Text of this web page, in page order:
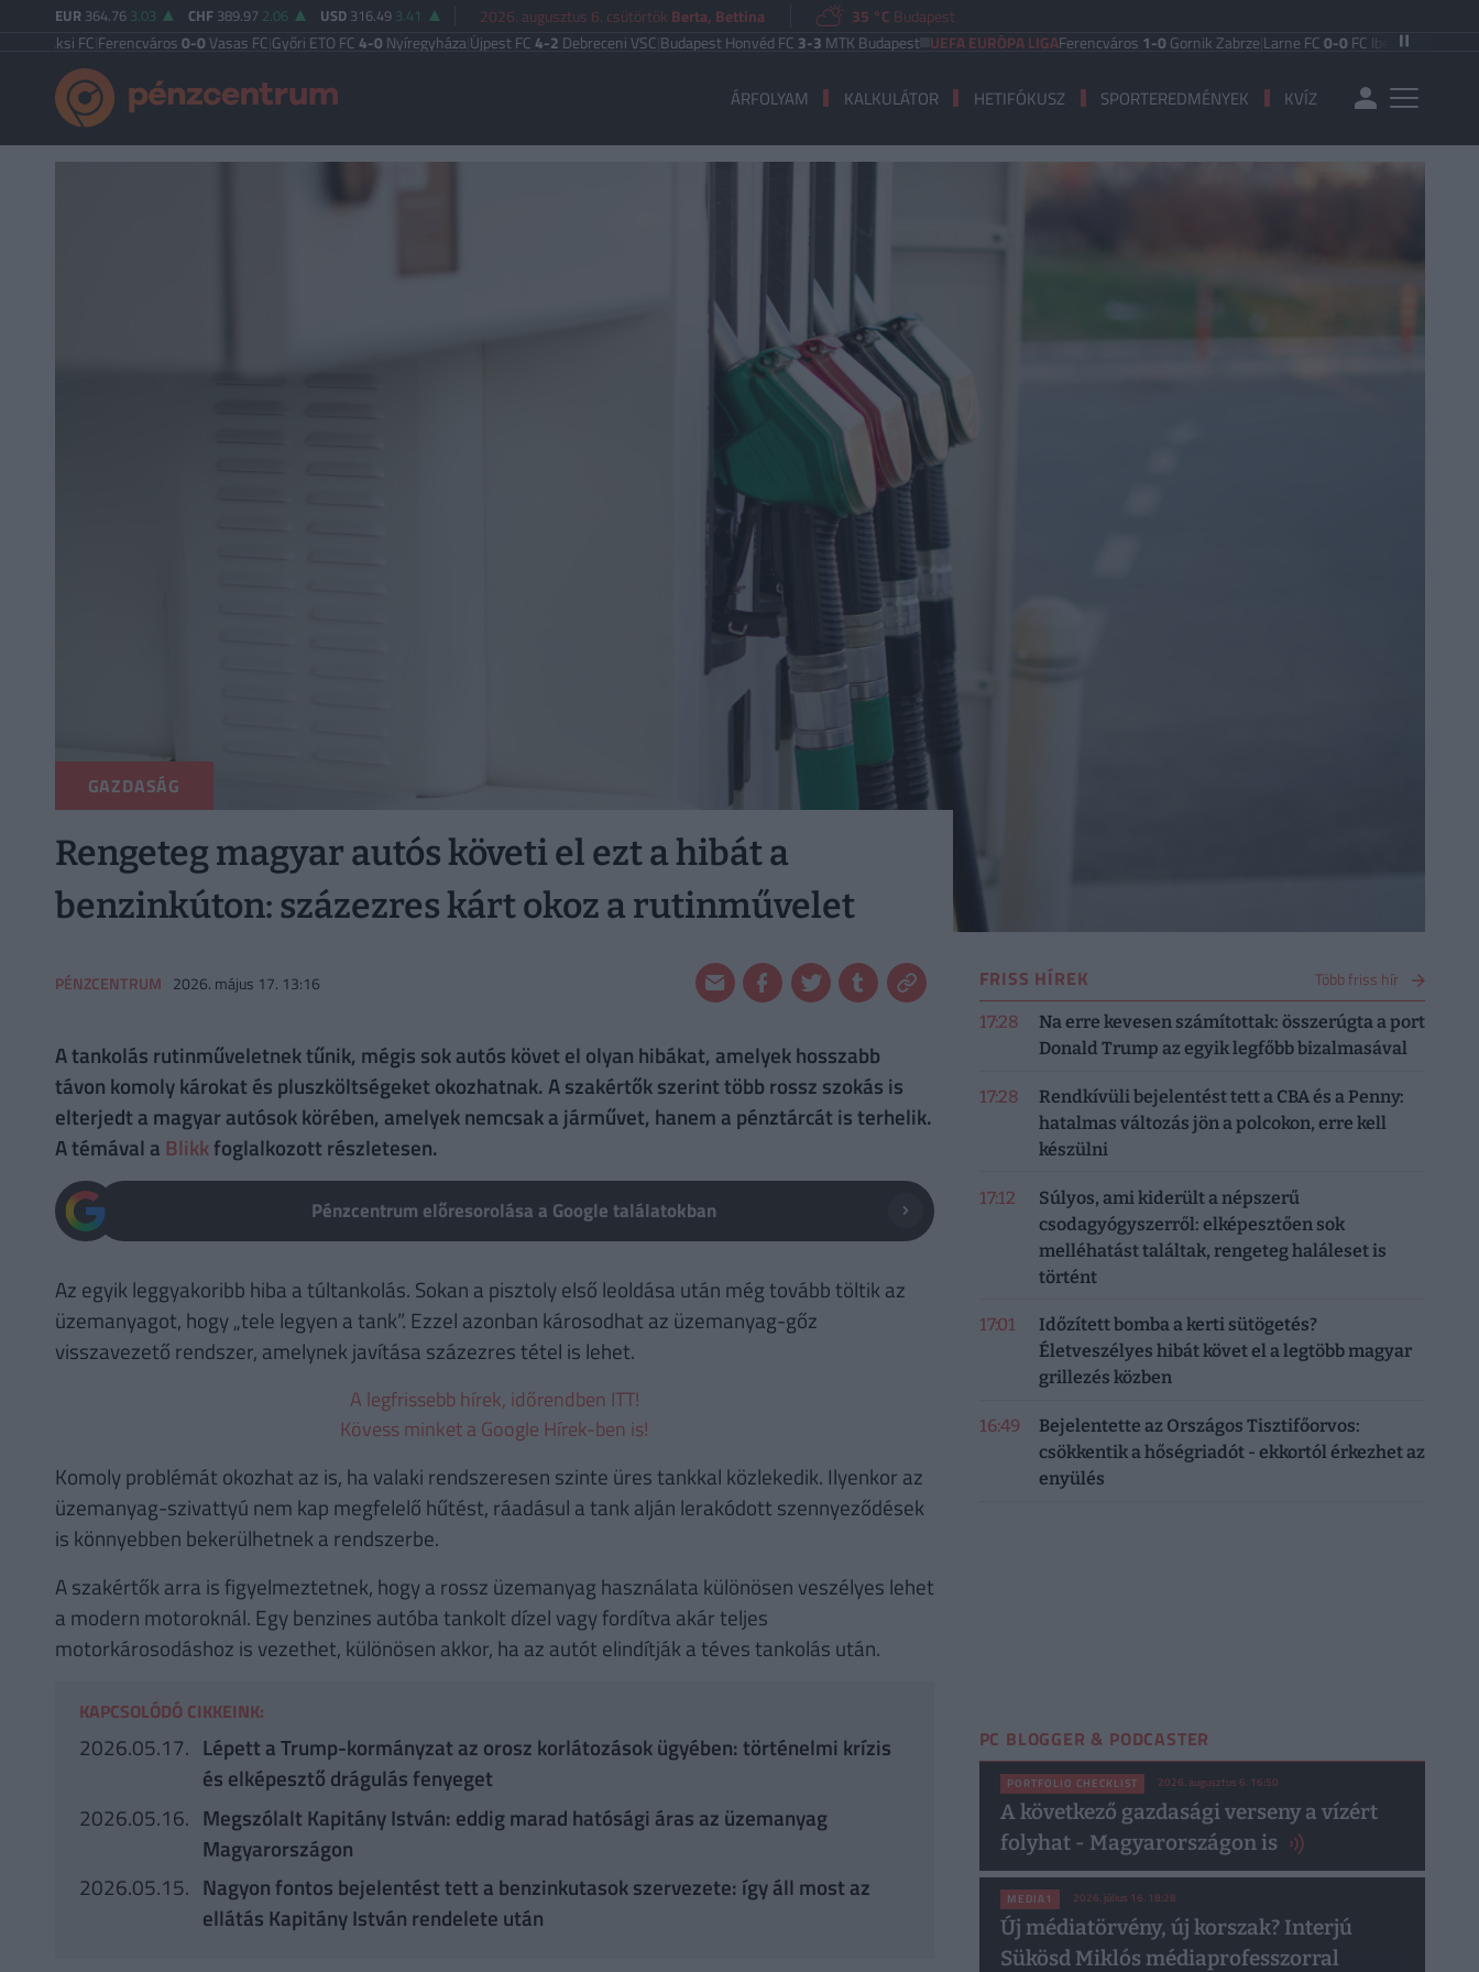
EUR 364.76 3.03 CHF 389.97 2.06 USD 316.49 3.41 2026. augusztus 6. csütörtök Berta, Bettina 35 °C Budapest
Ferencváros0-0Vasas FC|Győri ETO FC 4-0Nyíregyháza|Újpest FC4-2Debreceni VSC|Budapest Honvéd FC3-3MTK Budapest UEFA EURÓPA LIGAFerencváros1-0Gornik Zabrze|Larne FC0-0FC Iberia 1999 Shamrock
ÁRFOLYAM KALKULÁTOR HETIFÓKUSZ SPORTEREDMÉNYEK KVÍZ
GAZDASÁG
Rengeteg magyar autós követi el ezt a hibát a
benzinkúton: százezres kárt okoz a rutinművelet
PÉNZCENTRUM 2026. május 17. 13:16
A tankolás rutinműveletnek tűnik, mégis sok autós követ el olyan hibákat, amelyek hosszabb
távon komoly károkat és pluszköltségeket okozhatnak. A szakértők szerint több rossz szokás is
elterjedt a magyar autósok körében, amelyek nemcsak a járművet, hanem a pénztárcát is terhelik.
A témával a Blikkfoglalkozott részletesen.
Pénzcentrum előresorolása a Google találatokban
Az egyik leggyakoribb hiba a túltankolás. Sokan a pisztoly első leoldása után még tovább töltik az
üzemanyagot, hogy „tele legyen a tank”. Ezzel azonban károsodhat az üzemanyag-gőz
visszavezető rendszer, amelynek javítása százezres tétel is lehet.
A legfrissebb hírek, időrendben ITT!
Kövess minket a Google Hírek-ben is!
Komoly problémát okozhat az is, ha valaki rendszeresen szinte üres tankkal közlekedik. Ilyenkor az
üzemanyag-szivattyú nem kap megfelelő hűtést, ráadásul a tank alján lerakódott szennyeződések
is könnyebben bekerülhetnek a rendszerbe.
A szakértők arra is figyelmeztetnek, hogy a rossz üzemanyag használata különösen veszélyes lehet
a modern motoroknál. Egy benzines autóba tankolt dízel vagy fordítva akár teljes
motorkárosodáshoz is vezethet, különösen akkor, ha az autót elindítják a téves tankolás után.
KAPCSOLÓDÓ CIKKEINK:
2026.05.17. Lépett a Trump-kormányzat az orosz korlátozások ügyében: történelmi krízis
és elképesztő drágulás fenyeget
2026.05.16. Megszólalt Kapitány István: eddig marad hatósági áras az üzemanyag
Magyarországon
2026.05.15. Nagyon fontos bejelentést tett a benzinkutasok szervezete: így áll most az
ellátás Kapitány István rendelete után
FRISS HÍREK Több friss hír
17:28
Na erre kevesen számítottak: összerúgta a port
Donald Trump az egyik legfőbb bizalmasával
17:28
Rendkívüli bejelentést tett a CBA és a Penny:
hatalmas változás jön a polcokon, erre kell
készülni
17:12
Súlyos, ami kiderült a népszerű
csodagyógyszerről: elképesztően sok
melléhatást találtak, rengeteg haláleset is
történt
17:01
Időzített bomba a kerti sütögetés?
Életveszélyes hibát követ el a legtöbb magyar
grillezés közben
16:49
Bejelentette az Országos Tisztifőorvos:
csökkentik a hőségriadót - ekkortól érkezhet az
enyülés
PC BLOGGER & PODCASTER
PORTFOLIO CHECKLIST 2026. augusztus 6. 16:50
A következő gazdasági verseny a vízért
folyhat - Magyarországon is
MEDIA1 2026. július 16. 18:28
Új médiatörvény, új korszak? Interjú
Sükösd Miklós médiaprofesszorral